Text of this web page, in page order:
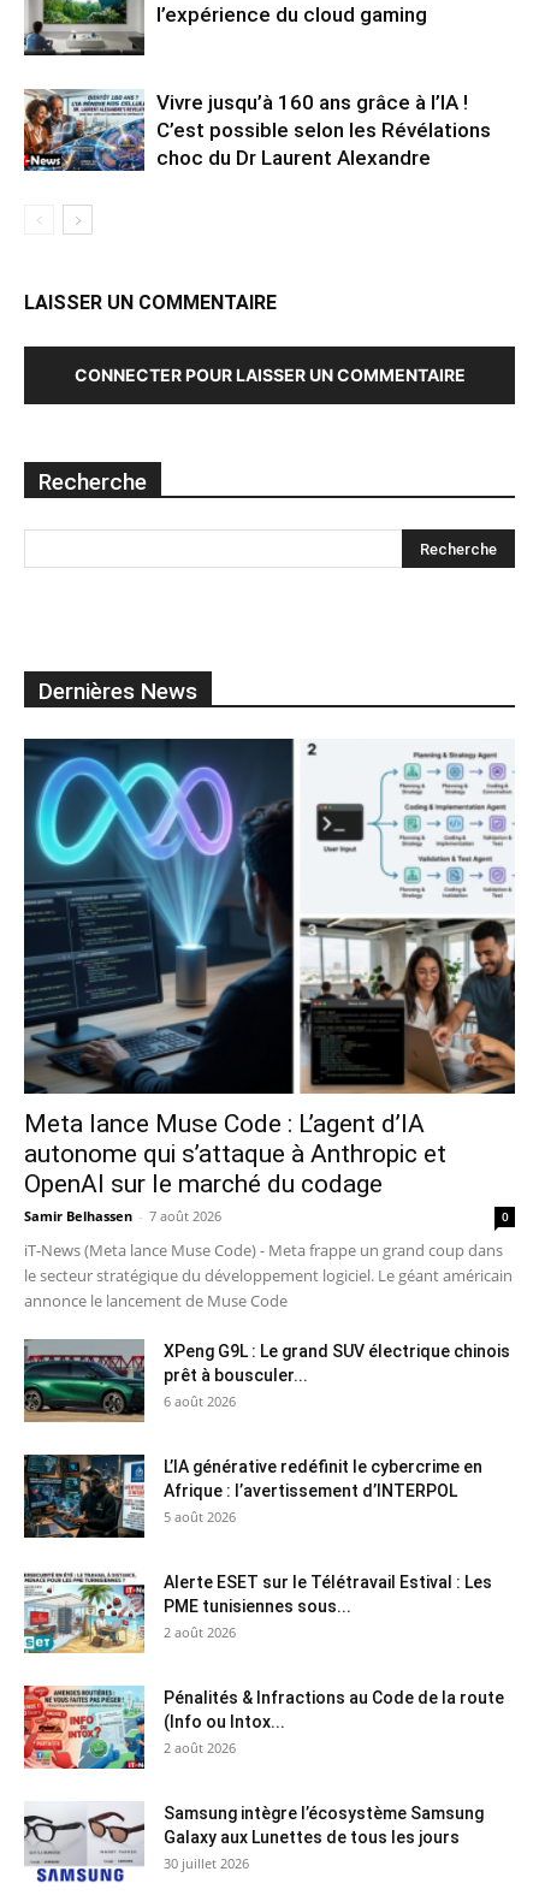
l’expérience du cloud gaming
Vivre jusqu’à 160 ans grâce à l’IA !
C’est possible selon les Révélations
choc du Dr Laurent Alexandre
LAISSER UN COMMENTAIRE
CONNECTER POUR LAISSER UN COMMENTAIRE
Recherche
Dernières News
Meta lance Muse Code : L’agent d’IA
autonome qui s’attaque à Anthropic et
OpenAI sur le marché du codage
Samir Belhassen - 7 août 2026 0
iT-News (Meta lance Muse Code) - Meta frappe un grand coup dans
le secteur stratégique du développement logiciel. Le géant américain
annonce le lancement de Muse Code
XPeng G9L : Le grand SUV électrique chinois
prêt à bousculer...
6 août 2026
L’IA générative redéfinit le cybercrime en
Afrique : l’avertissement d’INTERPOL
5 août 2026
Alerte ESET sur le Télétravail Estival : Les
PME tunisiennes sous...
2 août 2026
Pénalités & Infractions au Code de la route
(Info ou Intox...
2 août 2026
Samsung intègre l’écosystème Samsung
Galaxy aux Lunettes de tous les jours
30 juillet 2026